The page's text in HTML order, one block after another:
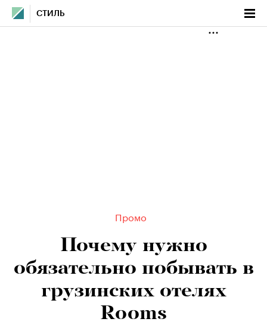
СТИЛЬ
Промо
Почему нужно
обязательно побывать в
грузинских отелях
Rooms